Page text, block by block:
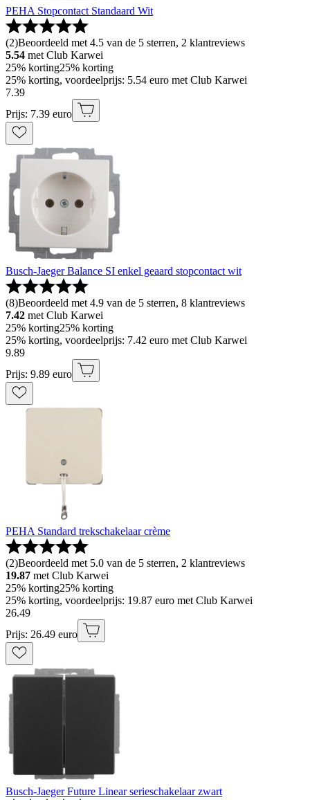
PEHA Stopcontact Standaard Wit
(2)Beoordeeld met 4.5 van de 5 sterren, 2 klantreviews
5.54 met Club Karwei
25% korting25% korting
25% korting, voordeelprijs: 5.54 euro met Club Karwei
7.39
Prijs: 7.39 euro
Busch-Jaeger Balance SI enkel geaard stopcontact wit
(8)Beoordeeld met 4.9 van de 5 sterren, 8 klantreviews
7.42 met Club Karwei
25% korting25% korting
25% korting, voordeelprijs: 7.42 euro met Club Karwei
9.89
Prijs: 9.89 euro
PEHA Standard trekschakelaar crème
(2)Beoordeeld met 5.0 van de 5 sterren, 2 klantreviews
19.87 met Club Karwei
25% korting25% korting
25% korting, voordeelprijs: 19.87 euro met Club Karwei
26.49
Prijs: 26.49 euro
Busch-Jaeger Future Linear serieschakelaar zwart